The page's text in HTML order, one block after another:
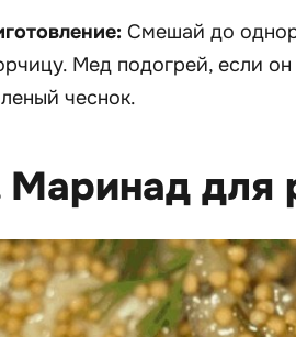
Смешай до
Мед подогрей, если
чеснок.
Маринад для